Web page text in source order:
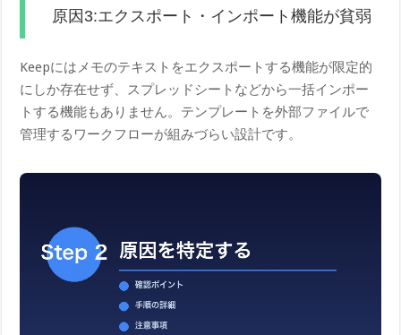
原因3:エクスポート・インポート機能が貧弱
Keepにはメモのテキストをエクスポートする機能が限定的
にしか存在せず、スプレッドシートなどから一括インポー
トする機能もありません。テンプレートを外部ファイルで
管理するワークフローが組みづらい設計です。